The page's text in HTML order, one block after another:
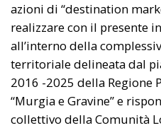
azioni di “destination
realizzare con il presente
all’interno della
territoriale delineata dal
2016 -2025 della Regione
“Murgia e Gravine” e
collettivo della Comunità